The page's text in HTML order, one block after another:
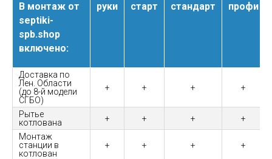
В монтаж от
septiki-
spb.shop
включено:
руки старт стандарт профи
Доставка по
Лен. Области
(до 8-й модели
СГБО)
+ + + +
Рытье
котлована
+ + +
+
Монтаж
станции в
котлован
+ + + +